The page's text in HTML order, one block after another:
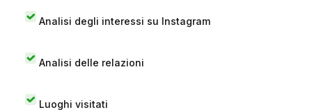
Analisi degli interessi su Instagram
Analisi delle relazioni
Luoghi visitati